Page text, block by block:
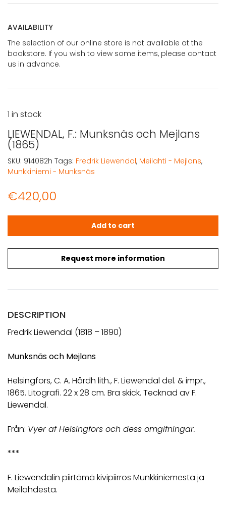
AVAILABILITY
The selection of our online store is not available at the
bookstore. If you wish to view some items, please contact
us in advance.
LIEWENDAL, F.: Munksnäs och Mejlans
(1865)
€420,00
Request more information
1 in stock
LIEWENDAL, F.: Munksnäs och Mejlans (1865) quantity
Add to cart
SKU: 914082h Tags: Fredrik Liewendal, Meilahti - Mejlans,
Munkkiniemi - Munksnäs
DESCRIPTION
Fredrik Liewendal (1818 – 1890)
Munksnäs och Mejlans
Helsingfors, C. A. Hårdh lith., F. Liewendal del. & impr.,
1865. Litografi. 22 x 28 cm. Bra skick. Tecknad av F.
Liewendal.
Från: Vyer af Helsingfors och dess omgifningar.
***
F. Liewendalin piirtämä kivipiirros Munkkiniemestä ja
Meilahdesta.